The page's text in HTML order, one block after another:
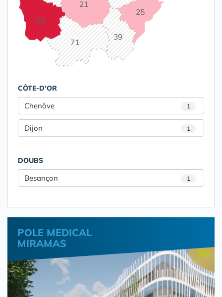
21
25
39
58
71
CÔTE-D'OR
Chenôve 1
Dijon 1
DOUBS
Besançon 1
POLE MEDICAL
MIRAMAS